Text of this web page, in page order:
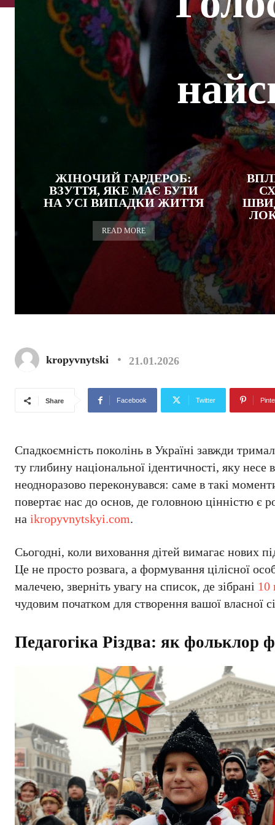
ЖІНОЧИЙ ГАРДЕРОБ:
ВЗУТТЯ, ЯКЕ МАЄ БУТИ
НА УСІ ВИПАДКИ ЖИТТЯ
READ MORE
kropyvnytski 21.01.2026
Share Facebook Twitter
Спадкоємність поколінь в Україні завжди
ту глибину національної ідентичності, яку
неодноразово переконувався: саме в такі
повертає нас до основ, де головною цінністю є
на ikropyvnytskyi.com.
Сьогодні, коли виховання дітей вимагає нових
Це не просто розвага, а формування цілісної
малечею, зверніть увагу на список, де зібрані 10
чудовим початком для створення вашої власної
Педагогіка Різдва: як фольклор